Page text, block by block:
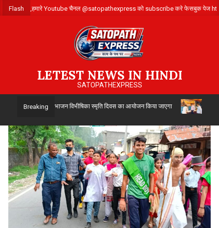
Skip
to
Flash
संपर्क करे ,हमारे Youtube चैनल @satopathexpress को subscribe करे फेसबुक पेज
LETEST NEWS IN HINDI
SATOPATHEXPRESS
Breaking
14 अगस्त को विभाजन विभीषिका स्मृति दिवस का आयोजन किया जाएगा उत्तर